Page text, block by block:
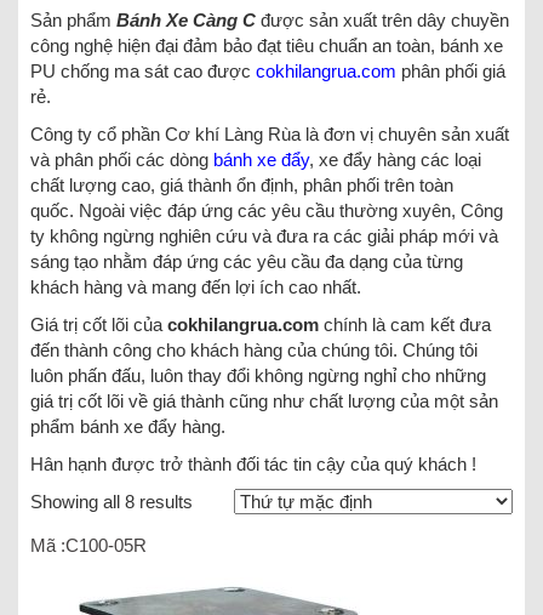
Sản phẩm Bánh Xe Càng C được sản xuất trên dây chuyền
công nghệ hiện đại đảm bảo đạt tiêu chuẩn an toàn, bánh xe
PU chống ma sát cao được cokhilangrua.com phân phối giá
rẻ.
Công ty cổ phần Cơ khí Làng Rùa là đơn vị chuyên sản xuất
và phân phối các dòng bánh xe đẩy, xe đẩy hàng các loại
chất lượng cao, giá thành ổn định, phân phối trên toàn
quốc. Ngoài việc đáp ứng các yêu cầu thường xuyên, Công
ty không ngừng nghiên cứu và đưa ra các giải pháp mới và
sáng tạo nhằm đáp ứng các yêu cầu đa dạng của từng
khách hàng và mang đến lợi ích cao nhất.
Giá trị cốt lõi của cokhilangrua.com chính là cam kết đưa
đến thành công cho khách hàng của chúng tôi. Chúng tôi
luôn phấn đấu, luôn thay đổi không ngừng nghỉ cho những
giá trị cốt lõi về giá thành cũng như chất lượng của một sản
phẩm bánh xe đẩy hàng.
Hân hạnh được trở thành đối tác tin cậy của quý khách !
Showing all 8 results
Mã :C100-05R